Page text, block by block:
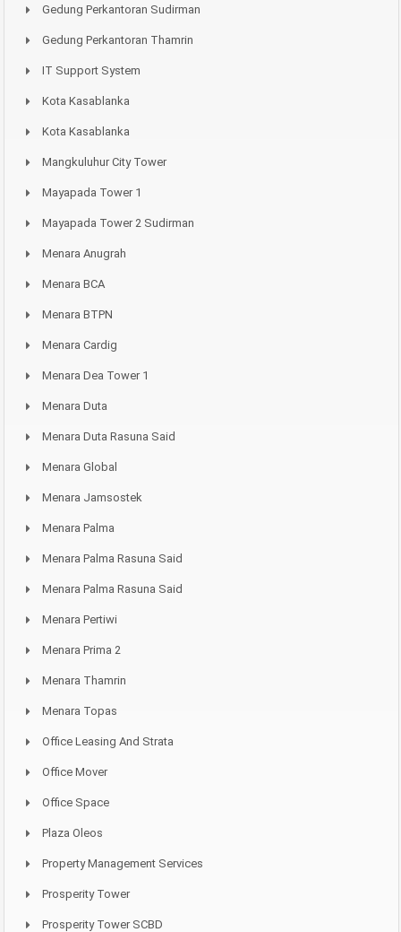
Gedung Perkantoran Sudirman
Gedung Perkantoran Thamrin
IT Support System
Kota Kasablanka
Kota Kasablanka
Mangkuluhur City Tower
Mayapada Tower 1
Mayapada Tower 2 Sudirman
Menara Anugrah
Menara BCA
Menara BTPN
Menara Cardig
Menara Dea Tower 1
Menara Duta
Menara Duta Rasuna Said
Menara Global
Menara Jamsostek
Menara Palma
Menara Palma Rasuna Said
Menara Palma Rasuna Said
Menara Pertiwi
Menara Prima 2
Menara Thamrin
Menara Topas
Office Leasing And Strata
Office Mover
Office Space
Plaza Oleos
Property Management Services
Prosperity Tower
Prosperity Tower SCBD